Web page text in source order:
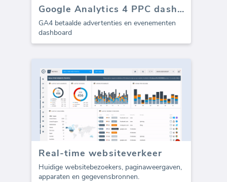
Google Analytics 4 PPC dashboard
GA4 betaalde advertenties en evenementen
dashboard
Real-time websiteverkeer
Huidige websitebezoekers, paginaweergaven,
apparaten en gegevensbronnen.